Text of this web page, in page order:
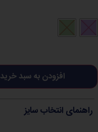
افزودن به سبد خرید
راهنمای انتخاب سایز